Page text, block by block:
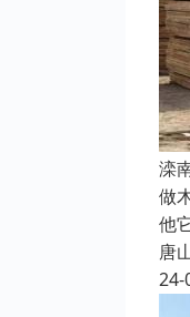
滦
做
他
唐
24-